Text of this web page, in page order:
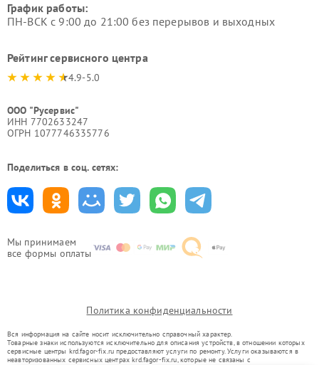
Мы принимаем
все формы оплаты
График работы:
ПН-ВСК с 9:00 до 21:00 без перерывов и выходных
Рейтинг сервисного центра
4.9-5.0
ООО "Русервис"
ИНН 7702633247
ОГРН 1077746335776
Поделиться в соц. сетях:
Политика конфиденциальности
Вся информация на сайте носит исключительно справочный характер.
Товарные знаки используются исключительно для описания устройств, в отношении которых
сервисные центры krd.fagor-fix.ru предоставляют услуги по ремонту. Услуги оказываются в
неавторизованных сервисных центрах krd.fagor-fix.ru, которые не связаны с